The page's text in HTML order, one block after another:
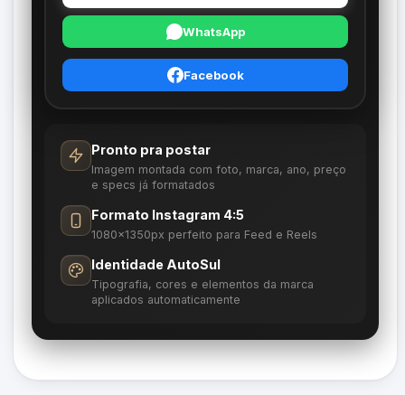
WhatsApp
Facebook
Pronto pra postar
Imagem montada com foto, marca, ano, preço
e specs já formatados
Formato Instagram 4:5
1080×1350px perfeito para Feed e Reels
Identidade AutoSul
Tipografia, cores e elementos da marca
aplicados automaticamente